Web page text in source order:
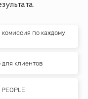
по каждому
клиентов